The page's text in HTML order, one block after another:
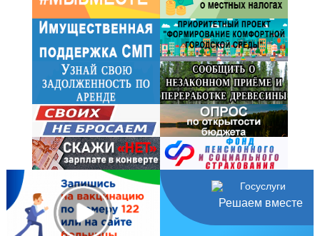
Решаем вместе